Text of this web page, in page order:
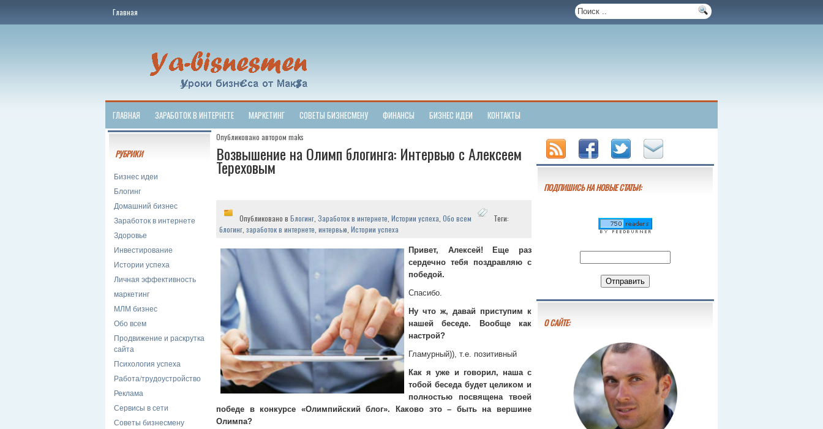
Главная
ГЛАВНАЯ ЗАРАБОТОК В ИНТЕРНЕТЕ МАРКЕТИНГ СОВЕТЫ БИЗНЕСМЕНУ ФИНАНСЫ БИЗНЕС ИДЕИ КОНТАКТЫ
РУБРИКИ
Бизнес идеи
Блогинг
Домашний бизнес
Заработок в интернете
Здоровье
Инвестирование
Истории успеха
Личная эффективность
маркетинг
МЛМ бизнес
Обо всем
Продвижение и раскрутка
сайта
Психология успеха
Работа/трудоустройство
Реклама
Сервисы в сети
Советы бизнесмену
Опубликовано автором maks
Возвышение на Олимп блогинга: Интервью с Алексеем
Тереховым
Опубликовано в Блогинг Заработок в интернете Истории успеха Обо всем
Теги:
блогинг заработок в интернете интервью Истории успеха
Привет, Алексей! Еще раз
сердечно тебя поздравляю с
победой.
Спасибо.
Ну что ж, давай приступим к
нашей беседе. Вообще как
настрой?
Гламурный)), т.е. позитивный
Как я уже и говорил, наша с
тобой беседа будет целиком и
полностью посвящена твоей
победе в конкурсе «Олимпийский блог». Каково это – быть на вершине
Олимпа?
ПОДПИШИСЬ НА НОВЫЕ СТАТЬИ:
О САЙТЕ: